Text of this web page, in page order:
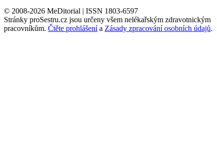
© 2008-2026 MeDitorial | ISSN 1803-6597
Stránky proSestru.cz jsou určeny všem nelékařským zdravotnickým
pracovníkům. Čtěte prohlášenía Zásady zpracování osobních údajů.